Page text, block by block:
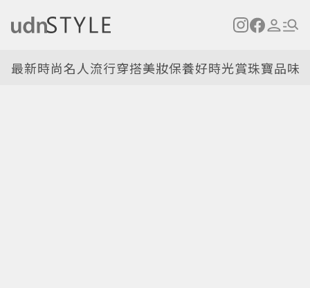
最新時尚名人流行穿搭美妝保養好時光賞珠寶品味